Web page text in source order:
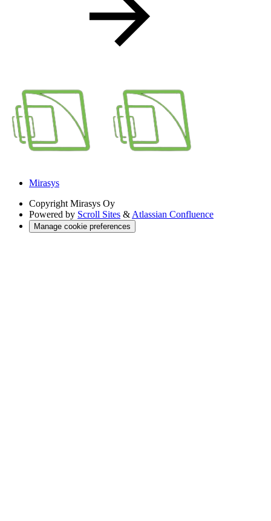
Mirasys
Copyright Mirasys Oy
Powered by Scroll Sites & Atlassian Confluence
Manage cookie preferences